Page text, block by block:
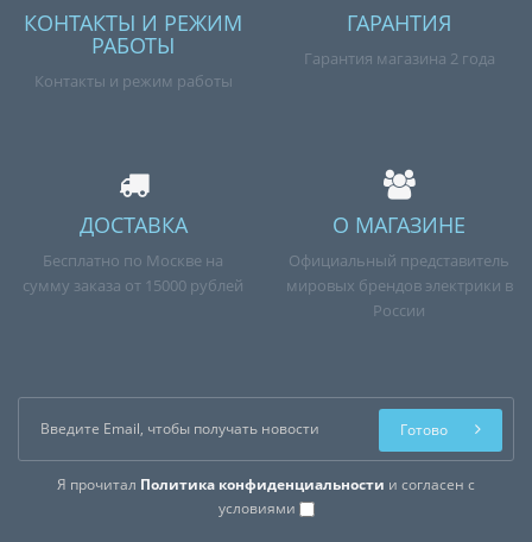
КОНТАКТЫ И РЕЖИМ
РАБОТЫ
Контакты и режим работы
ГАРАНТИЯ
Гарантия магазина 2 года
ДОСТАВКА
Бесплатно по Москве на
сумму заказа от 15000 рублей
О МАГАЗИНЕ
Официальный представитель
мировых брендов электрики в
России
Я прочитал Политика конфиденциальности и согласен с
условиями
Готово